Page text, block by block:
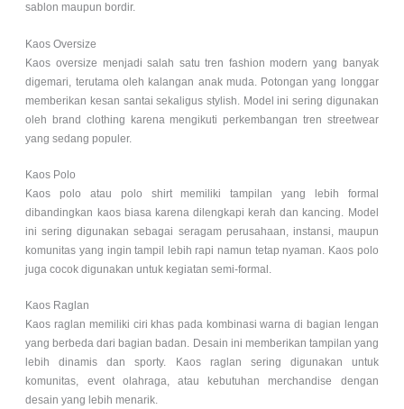
sablon maupun bordir.
Kaos Oversize
Kaos oversize menjadi salah satu tren fashion modern yang banyak
digemari, terutama oleh kalangan anak muda. Potongan yang longgar
memberikan kesan santai sekaligus stylish. Model ini sering digunakan
oleh brand clothing karena mengikuti perkembangan tren streetwear
yang sedang populer.
Kaos Polo
Kaos polo atau polo shirt memiliki tampilan yang lebih formal
dibandingkan kaos biasa karena dilengkapi kerah dan kancing. Model
ini sering digunakan sebagai seragam perusahaan, instansi, maupun
komunitas yang ingin tampil lebih rapi namun tetap nyaman. Kaos polo
juga cocok digunakan untuk kegiatan semi-formal.
Kaos Raglan
Kaos raglan memiliki ciri khas pada kombinasi warna di bagian lengan
yang berbeda dari bagian badan. Desain ini memberikan tampilan yang
lebih dinamis dan sporty. Kaos raglan sering digunakan untuk
komunitas, event olahraga, atau kebutuhan merchandise dengan
desain yang lebih menarik.